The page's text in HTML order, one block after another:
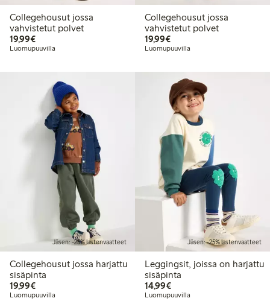
Collegehousut jossa
vahvistetut polvet
19,99€19,99 €
Luomupuuvilla
Collegehousut jossa
vahvistetut polvet
19,99€19,99 €
Luomupuuvilla
Jäsen: -25% lastenvaatteet
Collegehousut jossa harjattu
sisäpinta
19,99€19,99 €
Luomupuuvilla
Jäsen: -25% lastenvaatteet
Leggingsit, joissa on harjattu
sisäpinta
14,99€14,99 €
Luomupuuvilla